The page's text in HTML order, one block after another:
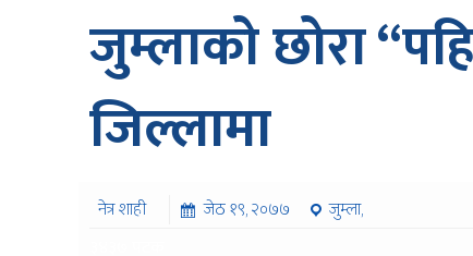
जुम्लाको छोरा
जिल्लामा
नेत्र शाही जेठ १९, २०७७
जुम्ला,